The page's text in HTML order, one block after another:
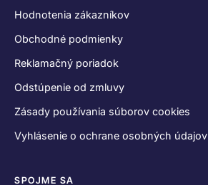
Hodnotenia zákazníkov
Obchodné podmienky
Reklamačný poriadok
Odstúpenie od zmluvy
Zásady používania súborov cookies
Vyhlásenie o ochrane osobných údajov
SPOJME SA